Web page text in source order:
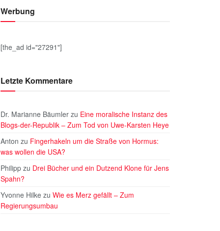
Werbung
[the_ad id="27291"]
Letzte Kommentare
Dr. Marianne Bäumler zu Eine moralische Instanz des
Blogs-der-Republik – Zum Tod von Uwe-Karsten Heye
Anton zu Fingerhakeln um die Straße von Hormus:
was wollen die USA?
Philipp zu Drei Bücher und ein Dutzend Klone für Jens
Spahn?
Yvonne Hilke zu Wie es Merz gefällt – Zum
Regierungsumbau